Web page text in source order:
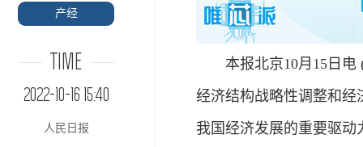
产经
TIME
2022-10-16 15:40
人民日报
本报北京10月15日电 (
经济结构战略性调整和经
我国经济发展的重要驱动